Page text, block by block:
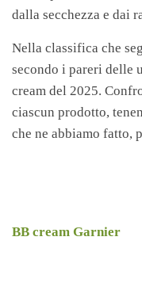
dalla secchezza e dai
Nella classifica che
secondo i pareri delle
cream del 2025.
ciascun prodotto,
che ne abbiamo fatto,
BB cream Garnier